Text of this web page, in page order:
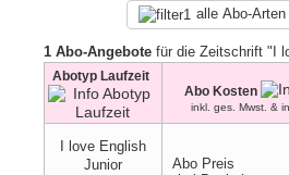
alle Abo-
1 Abo-Angebote für die Zeitschrift "I
Abotyp Laufzeit
Abo Kosten
inkl. ges. Mwst. &
I love English
Junior
Abo Preis